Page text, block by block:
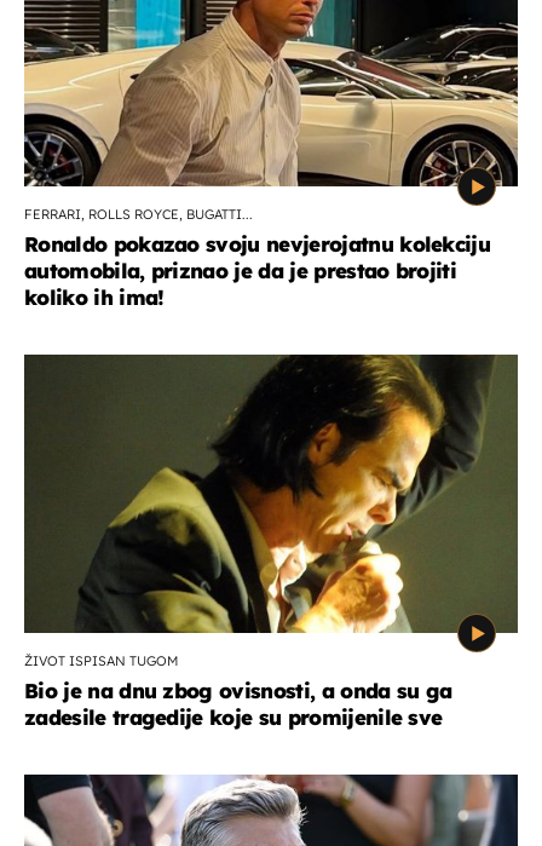
FERRARI, ROLLS ROYCE, BUGATTI...
Ronaldo pokazao svoju nevjerojatnu kolekciju
automobila, priznao je da je prestao brojiti
koliko ih ima!
ŽIVOT ISPISAN TUGOM
Bio je na dnu zbog ovisnosti, a onda su ga
zadesile tragedije koje su promijenile sve